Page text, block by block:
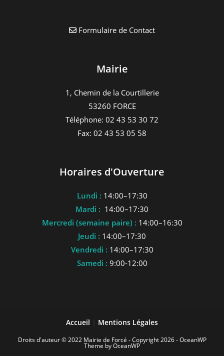
Formulaire de Contact
Mairie
1, Chemin de la Courtillerie
53260 FORCE
Téléphone: 02 43 53 30 72
Fax: 02 43 53 05 58
Horaires d'Ouverture
Lundi : 14:00–17:30
Mardi : 14:00–17:30
Mercredi (semaine paire) : 14:00–16:30
Jeudi : 14:00–17:30
Vendredi : 14:00–17:30
Samedi : 9:00-12:00
Accueil Mentions Légales
Droits d'auteur © 2022 Mairie de Forcé - Copyright 2026 - OceanWP
Theme by OceanWP